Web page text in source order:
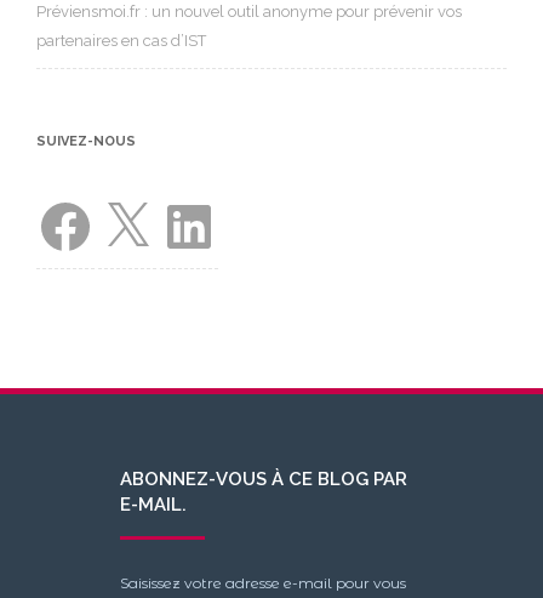
Préviensmoi.fr : un nouvel outil anonyme pour prévenir vos
partenaires en cas d’IST
SUIVEZ-NOUS
Facebook LinkedIn
ABONNEZ-VOUS À CE BLOG PAR
E-MAIL.
Saisissez votre adresse e-mail pour vous